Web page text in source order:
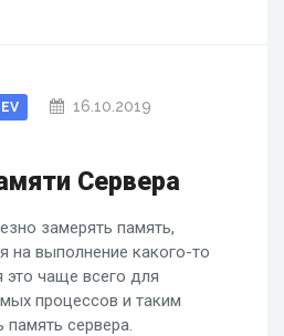
16.10.2019
Сервера
замерять память,
на выполнение какого-то
это чаще всего для
процессов и таким
сервера.